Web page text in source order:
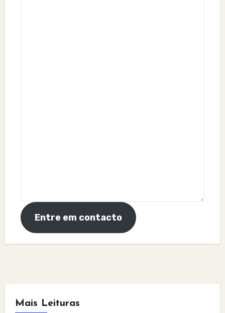
Entre em contacto
Mais Leituras